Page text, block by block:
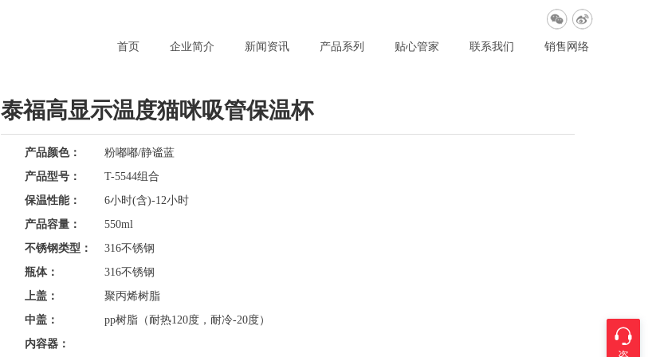
首页 企业简介 新闻资讯 产品系列 贴心管家 联系我们 销售网络
泰福高显示温度猫咪吸管保温杯
产品颜色：
粉嘟嘟/静谧蓝
产品型号：
T-5544组合
保温性能：
6小时(含)-12小时
产品容量：
550ml
不锈钢类型：
316不锈钢
瓶体：
316不锈钢
上盖：
聚丙烯树脂
中盖：
pp树脂（耐热120度，耐冷-20度）
内容器：